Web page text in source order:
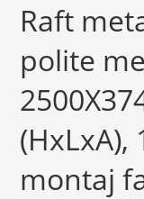
Raft
polite
(HxLxA),
montaj